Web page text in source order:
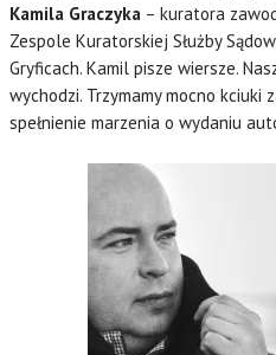
Kamila Graczyka – kuratora
Zespole Kuratorskiej Służby
Gryficach. Kamil pisze wiersze.
wychodzi. Trzymamy mocno
spełnienie marzenia o wydaniu